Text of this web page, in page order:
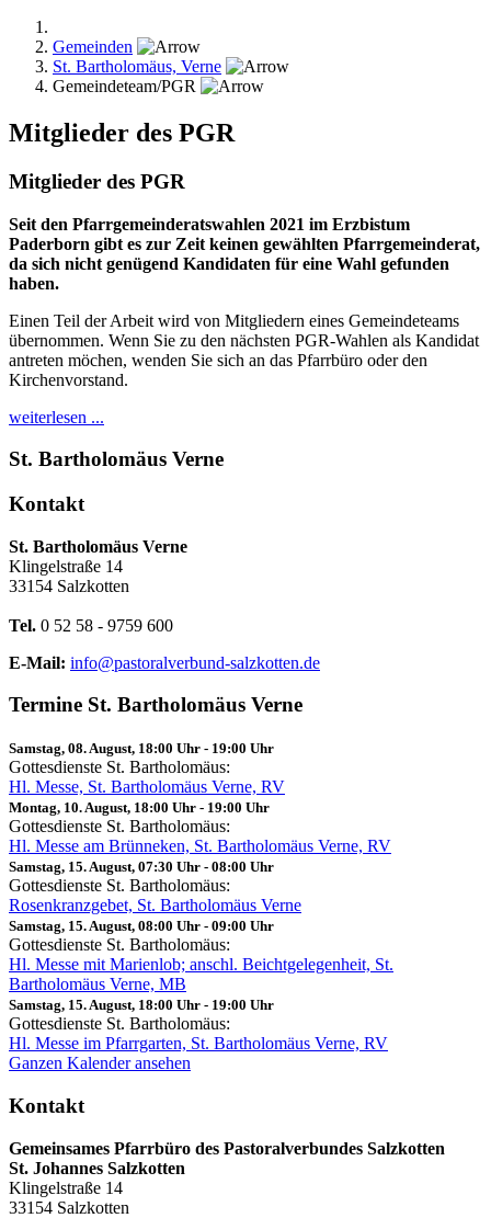
Gemeinden
St. Bartholomäus, Verne
Gemeindeteam/PGR
Mitglieder des PGR
Mitglieder des PGR
Seit den Pfarrgemeinderatswahlen 2021 im Erzbistum
Paderborn gibt es zur Zeit keinen gewählten Pfarrgemeinderat,
da sich nicht genügend Kandidaten für eine Wahl gefunden
haben.
Einen Teil der Arbeit wird von Mitgliedern eines Gemeindeteams
übernommen. Wenn Sie zu den nächsten PGR-Wahlen als Kandidat
antreten möchen, wenden Sie sich an das Pfarrbüro oder den
Kirchenvorstand.
weiterlesen ...
St. Bartholomäus Verne
Kontakt
St. Bartholomäus Verne
Klingelstraße 14
33154 Salzkotten
Tel. 0 52 58 - 9759 600
E-Mail: info@pastoralverbund-salzkotten.de
Termine St. Bartholomäus Verne
Samstag, 08. August, 18:00 Uhr - 19:00 Uhr
Gottesdienste St. Bartholomäus:
Hl. Messe, St. Bartholomäus Verne, RV
Montag, 10. August, 18:00 Uhr - 19:00 Uhr
Gottesdienste St. Bartholomäus:
Hl. Messe am Brünneken, St. Bartholomäus Verne, RV
Samstag, 15. August, 07:30 Uhr - 08:00 Uhr
Gottesdienste St. Bartholomäus:
Rosenkranzgebet, St. Bartholomäus Verne
Samstag, 15. August, 08:00 Uhr - 09:00 Uhr
Gottesdienste St. Bartholomäus:
Hl. Messe mit Marienlob; anschl. Beichtgelegenheit, St.
Bartholomäus Verne, MB
Samstag, 15. August, 18:00 Uhr - 19:00 Uhr
Gottesdienste St. Bartholomäus:
Hl. Messe im Pfarrgarten, St. Bartholomäus Verne, RV
Ganzen Kalender ansehen
Kontakt
Gemeinsames Pfarrbüro des Pastoralverbundes Salzkotten
St. Johannes Salzkotten
Klingelstraße 14
33154 Salzkotten